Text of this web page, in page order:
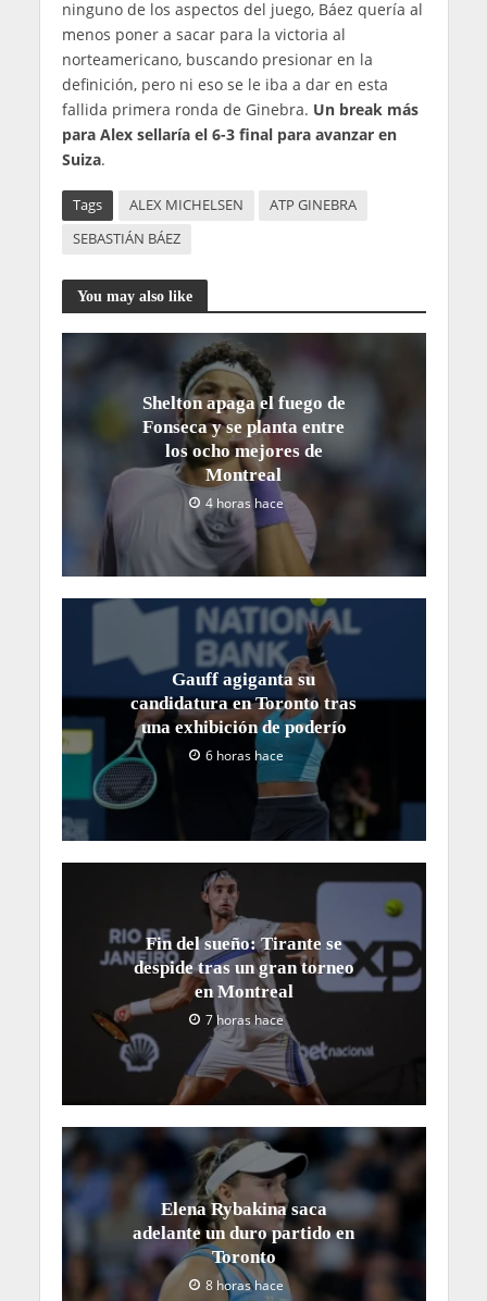
ninguno de los aspectos del juego, Báez quería al
menos poner a sacar para la victoria al
norteamericano, buscando presionar en la
definición, pero ni eso se le iba a dar en esta
fallida primera ronda de Ginebra. Un break más
para Alex sellaría el 6-3 final para avanzar en
Suiza.
Tags ALEX MICHELSEN
ATP GINEBRA
SEBASTIÁN BÁEZ
You may also like
Shelton apaga el fuego de
Fonseca y se planta entre
los ocho mejores de
Montreal
4 horas hace
Gauff agiganta su
candidatura en Toronto tras
una exhibición de poderío
6 horas hace
Fin del sueño: Tirante se
despide tras un gran torneo
en Montreal
7 horas hace
Elena Rybakina saca
adelante un duro partido en
Toronto
8 horas hace